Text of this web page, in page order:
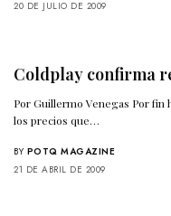
20 DE JULIO DE 2009
Coldplay confirma
Por Guillermo Venegas Por fin
los precios que…
BY POTQ MAGAZINE
21 DE ABRIL DE 2009